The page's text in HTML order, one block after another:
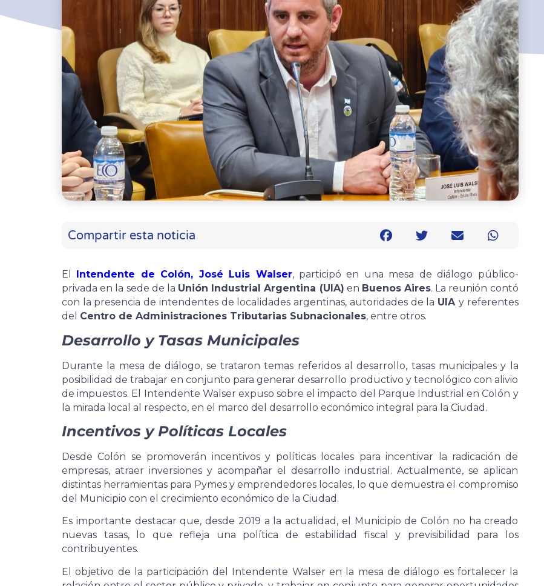
Compartir esta noticia
El Intendente de Colón, José Luis Walser, participó en una mesa de diálogo público-
privada en la sede de la Unión Industrial Argentina (UIA) en Buenos Aires. La reunión contó
con la presencia de intendentes de localidades argentinas, autoridades de la UIA y referentes
del Centro de Administraciones Tributarias Subnacionales, entre otros.
Desarrollo y Tasas Municipales
Durante la mesa de diálogo, se trataron temas referidos al desarrollo, tasas municipales y la
posibilidad de trabajar en conjunto para generar desarrollo productivo y tecnológico con alivio
de impuestos. El Intendente Walser expuso sobre el impacto del Parque Industrial en Colón y
la mirada local al respecto, en el marco del desarrollo económico integral para la Ciudad.
Incentivos y Políticas Locales
Desde Colón se promoverán incentivos y políticas locales para incentivar la radicación de
empresas, atraer inversiones y acompañar el desarrollo industrial. Actualmente, se aplican
distintas herramientas para Pymes y emprendedores locales, lo que demuestra el compromiso
del Municipio con el crecimiento económico de la Ciudad.
Es importante destacar que, desde 2019 a la actualidad, el Municipio de Colón no ha creado
nuevas tasas, lo que refleja una política de estabilidad fiscal y previsibilidad para los
contribuyentes.
El objetivo de la participación del Intendente Walser en la mesa de diálogo es fortalecer la